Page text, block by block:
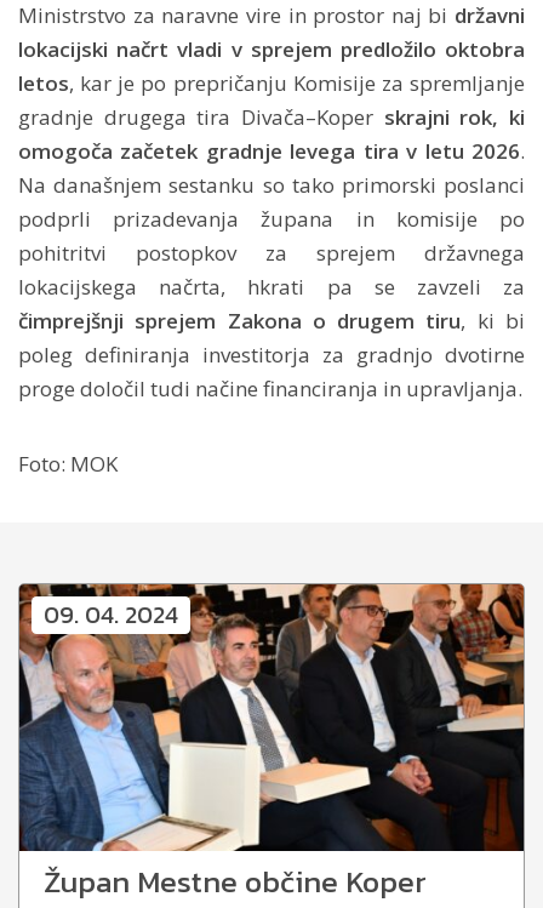
Ministrstvo za naravne vire in prostor naj bi državni
lokacijski načrt vladi v sprejem predložilo oktobra
letos, kar je po prepričanju Komisije za spremljanje
gradnje drugega tira Divača–Koper skrajni rok, ki
omogoča začetek gradnje levega tira v letu 2026.
Na današnjem sestanku so tako primorski poslanci
podprli prizadevanja župana in komisije po
pohitritvi postopkov za sprejem državnega
lokacijskega načrta, hkrati pa se zavzeli za
čimprejšnji sprejem Zakona o drugem tiru, ki bi
poleg definiranja investitorja za gradnjo dvotirne
proge določil tudi načine financiranja in upravljanja.
Foto: MOK
09. 04. 2024
Župan Mestne občine Koper